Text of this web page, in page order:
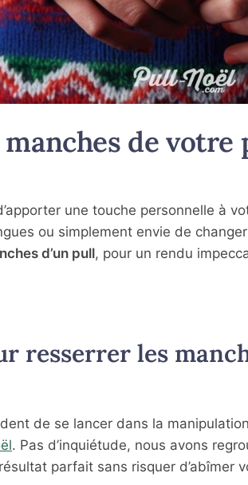
de votre
une touche personnelle à
ou simplement envie de
d’un pull, pour un rendu
resserrer les
de se lancer dans la
. Pas d’inquiétude, nous avons
parfait sans risquer d’abîmer